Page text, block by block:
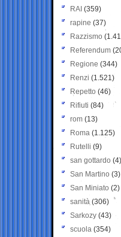
RAI (359)
rapine (37)
Razzismo
Referendum
Regione (344)
Renzi (1.521)
Repetto (46)
Rifiuti (84)
rom (13)
Roma (1.125)
Rutelli (9)
san gottardo (4)
San Martino (3)
San Miniato (2)
sanità (306)
Sarkozy (43)
scuola (354)